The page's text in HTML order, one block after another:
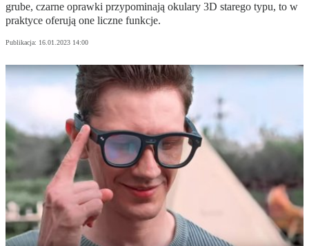
grube, czarne oprawki przypominają okulary 3D starego typu, to w
praktyce oferują one liczne funkcje.
Publikacja: 16.01.2023 14:00